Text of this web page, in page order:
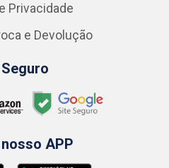
Privacidade
e Devolução
APP